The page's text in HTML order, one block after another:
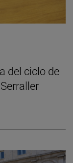
del ciclo de